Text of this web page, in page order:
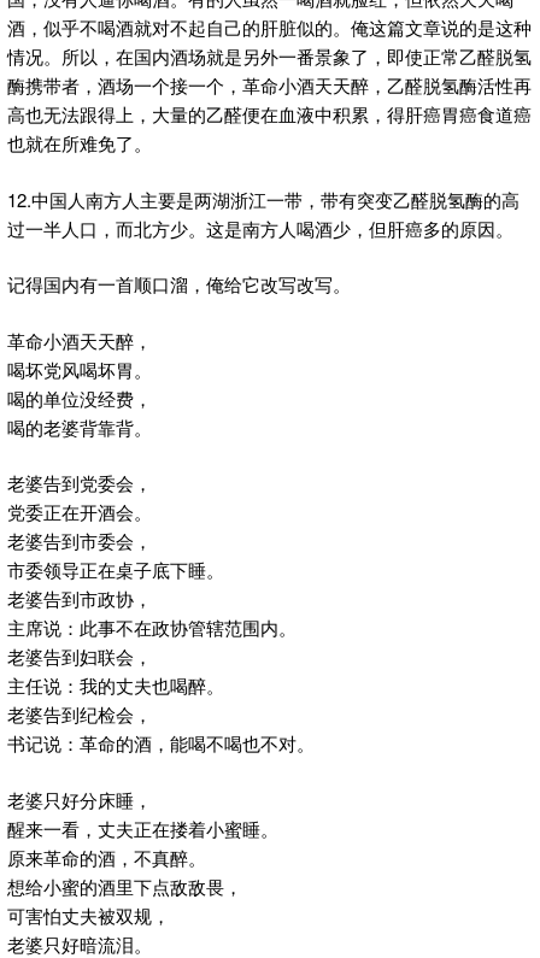
酒，似乎不喝酒就对不起自己的肝脏似的。俺这篇文章说的是这种
情况。所以，在国内酒场就是另外一番景象了，即使正常乙醛脱氢
酶携带者，酒场一个接一个，革命小酒天天醉，乙醛脱氢酶活性再
高也无法跟得上，大量的乙醛便在血液中积累，得肝癌胃癌食道癌
也就在所难免了。
12.中国人南方人主要是两湖浙江一带，带有突变乙醛脱氢酶的高
过一半人口，而北方少。这是南方人喝酒少，但肝癌多的原因。
记得国内有一首顺口溜，俺给它改写改写。
革命小酒天天醉，
喝坏党风喝坏胃。
喝的单位没经费，
喝的老婆背靠背。
老婆告到党委会，
党委正在开酒会。
老婆告到市委会，
市委领导正在桌子底下睡。
老婆告到市政协，
主席说：此事不在政协管辖范围内。
老婆告到妇联会，
主任说：我的丈夫也喝醉。
老婆告到纪检会，
书记说：革命的酒，能喝不喝也不对。
老婆只好分床睡，
醒来一看，丈夫正在搂着小蜜睡。
原来革命的酒，不真醉。
想给小蜜的酒里下点敌敌畏，
可害怕丈夫被双规，
老婆只好暗流泪。